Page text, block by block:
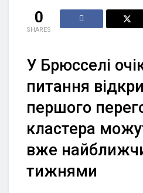
0
SHARES
У Брюсселі
питання
першого
кластера
вже
тижнями